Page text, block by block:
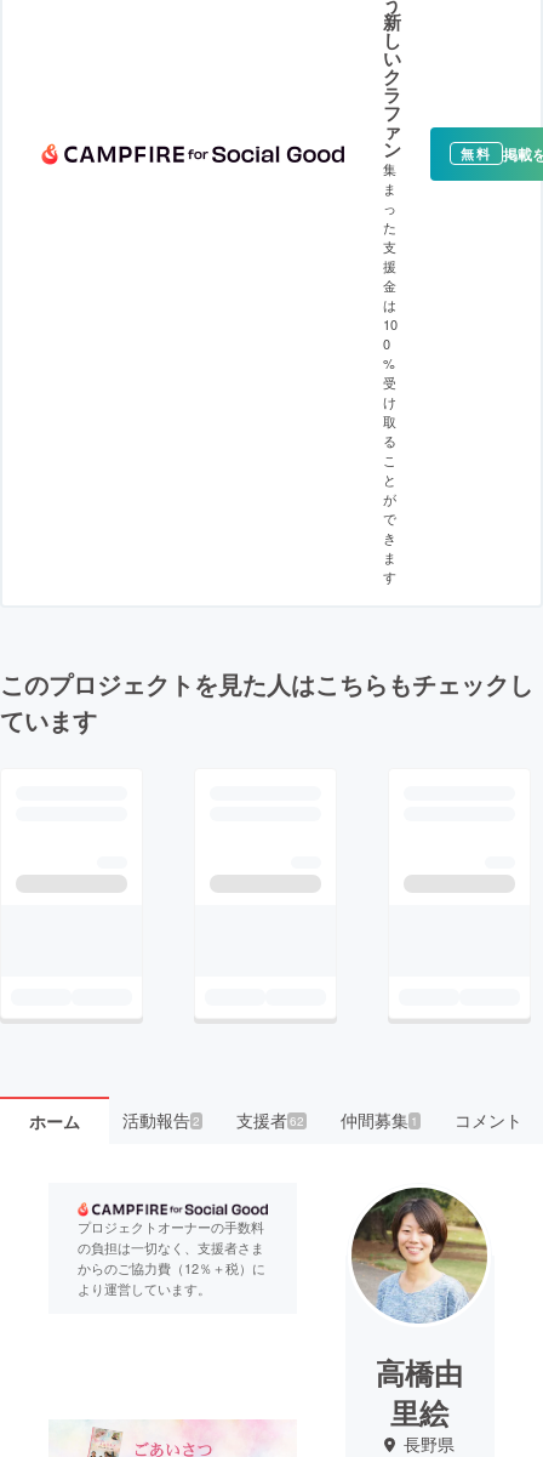
新
し
い
ク
ラ
フ
ァ
ン
集
ま
っ
た
支
援
金
は
10
0
%
受
け
取
る
こ
と
が
で
き
ま
す
無料 掲載
このプロジェクトを見た人はこちらもチェックし
ています
ホーム 活動報告2 支援者62 仲間募集 1 コメント
プロジェクトオーナーの手数料
の負担は一切なく、支援者さま
からのご協力費（12％＋税）に
より運営しています。
高橋由
里絵
長野県